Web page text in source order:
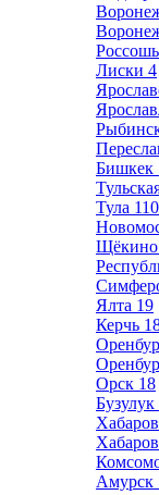
Россошь
Лиски 4
Бишкек
Тула 110
Щёкино
Ялта 19
Керчь
Орск 18
Бузулук
Амурск